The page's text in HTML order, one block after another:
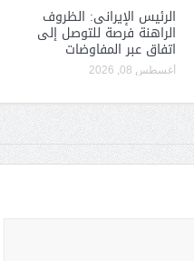
الرئيس الإيرانى: الظروف
الراهنة فرصة للتوصل إلى
اتفاق عبر المفاوضات
أغسطس 08, 2026